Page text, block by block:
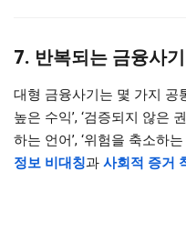
7. 반복되는 금융사
대형 금융사기는 몇 가지 공
높은 수익’, ‘검증되지 않은
하는 언어’, ‘위험을 축소하
정보 비대칭과 사회적 증거